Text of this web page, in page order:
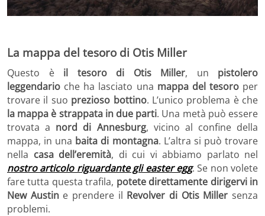
La mappa del tesoro di Otis Miller
Questo è il tesoro di Otis Miller, un pistolero
leggendario che ha lasciato una mappa del tesoroper
trovare il suo prezioso bottino. L’unico problema è che
la mappa è strappata in due parti. Una metà può essere
trovata a nord di Annesburg, vicino al confine della
mappa, in una baita di montagna. L’altra si può trovare
nella casa dell’eremità, di cui vi abbiamo parlato nel
nostro articolo riguardante gli easter egg. Se non volete
fare tutta questa trafila, potete direttamente dirigervi in
New Austine prendere il Revolver di Otis Miller senza
problemi.